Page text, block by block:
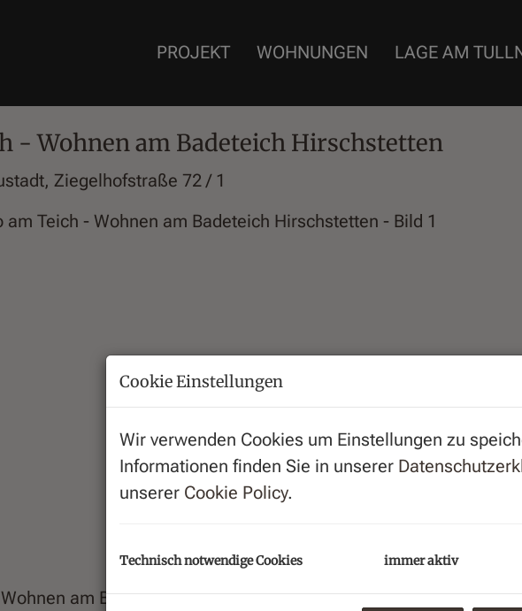
PROJEKT WOHNUNGEN LAGE AM
- Wohnen am Badeteich Hirschstetten
, Ziegelhofstraße 72 / 1
Cookie Einstellungen
Wir verwenden Cookies um Einstellungen zu
Informationen finden Sie in unserer
unserer Cookie Policy.
Technisch notwendige Cookies immer aktiv